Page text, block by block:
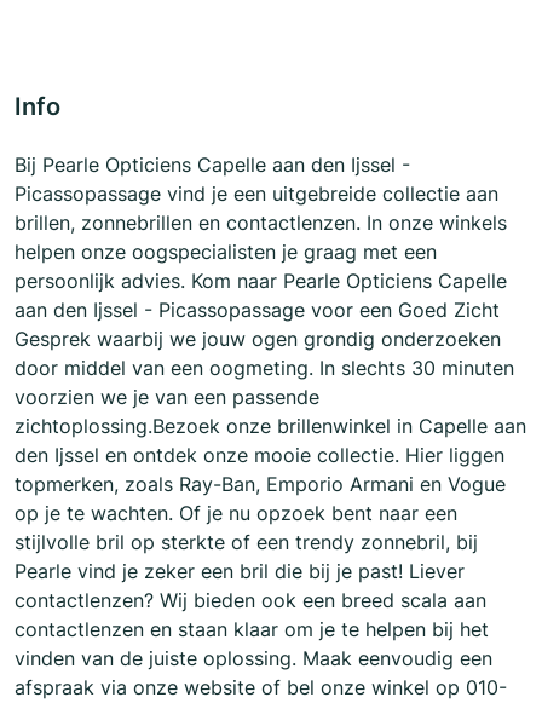
Info
Bij Pearle Opticiens Capelle aan den Ijssel -
Picassopassage vind je een uitgebreide collectie aan
brillen, zonnebrillen en contactlenzen. In onze winkels
helpen onze oogspecialisten je graag met een
persoonlijk advies. Kom naar Pearle Opticiens Capelle
aan den Ijssel - Picassopassage voor een Goed Zicht
Gesprek waarbij we jouw ogen grondig onderzoeken
door middel van een oogmeting. In slechts 30 minuten
voorzien we je van een passende
zichtoplossing.Bezoek onze brillenwinkel in Capelle aan
den Ijssel en ontdek onze mooie collectie. Hier liggen
topmerken, zoals Ray-Ban, Emporio Armani en Vogue
op je te wachten. Of je nu opzoek bent naar een
stijlvolle bril op sterkte of een trendy zonnebril, bij
Pearle vind je zeker een bril die bij je past! Liever
contactlenzen? Wij bieden ook een breed scala aan
contactlenzen en staan klaar om je te helpen bij het
vinden van de juiste oplossing. Maak eenvoudig een
afspraak via onze website of bel onze winkel op 010-